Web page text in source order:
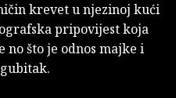
krevet u njezinoj kući
pripovijest koja
no što je odnos majke i